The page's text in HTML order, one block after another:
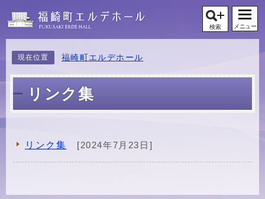
検索 メニュー
現在位置 福崎町エルデホール
リンク集
メインメニュー
リンク集 [2024年7月23日]